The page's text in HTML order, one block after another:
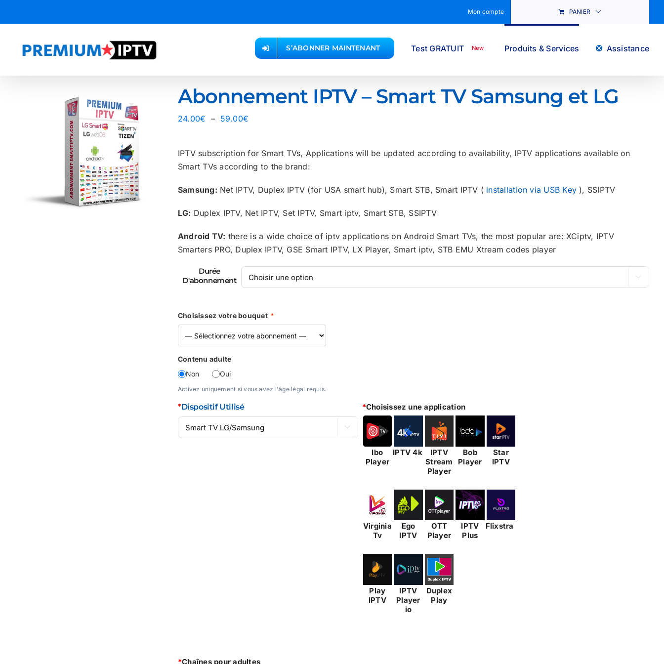
Mon compte PANIER
S’ABONNER MAINTENANT Test GRATUIT New Produits & Services Assistance
Abonnement IPTV – Smart TV Samsung et LG
24.00€ – 59.00€
24.00€
à
59.00€
IPTV subscription for Smart TVs, Applications will be updated according to availability, IPTV applications available on
Smart TVs according to the brand:
Samsung: Net IPTV, Duplex IPTV (for USA smart hub), Smart STB, Smart IPTV ( installation via USB Key ), SSIPTV
LG: Duplex IPTV, Net IPTV, Set IPTV, Smart iptv, Smart STB, SSIPTV
Android TV: there is a wide choice of iptv applications on Android Smart TVs, the most popular are: XCiptv, IPTV
Smarters PRO, Duplex IPTV, GSE Smart IPTV, LX Player, Smart iptv, STB EMU Xtream codes player
Durée
D'abonnement

Choisissez votre bouquet *
Contenu adulte
Non
Oui
Activez uniquement si vous avez l'âge légal requis.
*Dispositif Utilisé

*Choisissez une application
Ibo
Player
IPTV 4k
IPTV
Stream
Player
Bob
Player
Star
IPTV
Virginia
Tv
Ego
IPTV
OTT
Player
IPTV
Plus
Flixstra
Play
IPTV
IPTV
Player
io
Duplex
Play
*Chaînes pour adultes